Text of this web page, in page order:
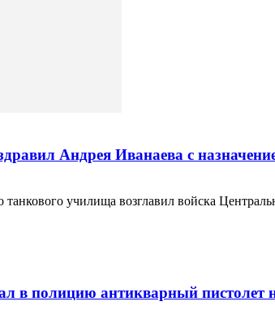
Андрея Иванаева с
училища возглавил войска
в полицию антикварный пистолет